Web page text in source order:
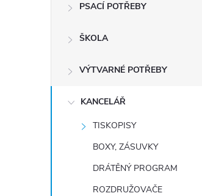
n
PSACÍ POTŘEBY
ŠKOLA
VÝTVARNÉ POTŘEBY
KANCELÁŘ
TISKOPISY
BOXY, ZÁSUVKY
DRÁTĚNÝ PROGRAM
ROZDRUŽOVAČE